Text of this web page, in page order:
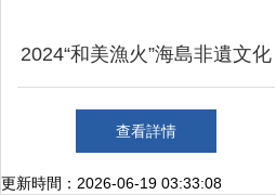
2024“和美漁火”海島非遺文化
旅游產品創意設計成果征集活
動啟事
查看詳情
更新時間：2026-06-19 03:33:08